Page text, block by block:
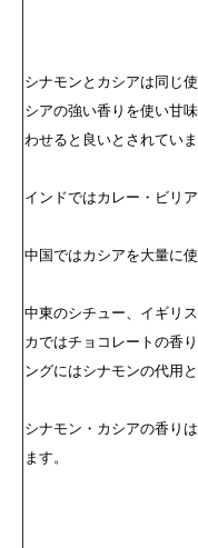
シナモンとカシアは同じ
シアの強い香りを使い甘
わせると良いとされていま
インドではカレー・ビリ
中国ではカシアを大量に
中東のシチュー、イギリ
カではチョコレートの香
ングにはシナモンの代用
シナモン・カシアの香り
ます。